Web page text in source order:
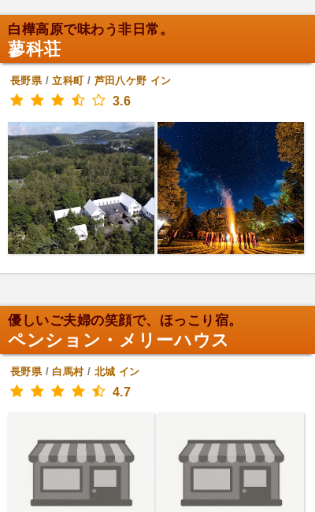
白樺高原で味わう非日常。
蓼科荘
長野県/立科町/ 芦田八ケ野 イン
3.6
優しいご夫婦の笑顔で、ほっこり宿。
ペンション・メリーハウス
長野県/ 白馬村/ 北城 イン
4.7